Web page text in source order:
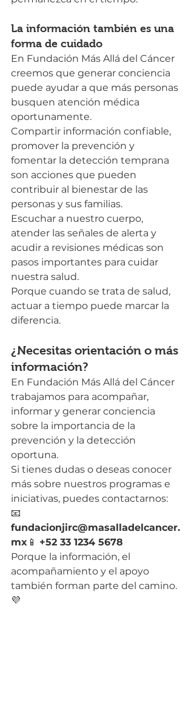
La información también es una
forma de cuidado
En Fundación Más Allá del Cáncer
creemos que generar conciencia
puede ayudar a que más personas
busquen atención médica
oportunamente.
Compartir información confiable,
promover la prevención y
fomentar la detección temprana
son acciones que pueden
contribuir al bienestar de las
personas y sus familias.
Escuchar a nuestro cuerpo,
atender las señales de alerta y
acudir a revisiones médicas son
pasos importantes para cuidar
nuestra salud.
Porque cuando se trata de salud,
actuar a tiempo puede marcar la
diferencia.
¿Necesitas orientación o más
información?
En Fundación Más Allá del Cáncer
trabajamos para acompañar,
informar y generar conciencia
sobre la importancia de la
prevención y la detección
oportuna.
Si tienes dudas o deseas conocer
más sobre nuestros programas e
iniciativas, puedes contactarnos:
📧
fundacionjirc@masalladelcancer.
mx 📱 +52 33 1234 5678
Porque la información, el
acompañamiento y el apoyo
también forman parte del camino.
💜